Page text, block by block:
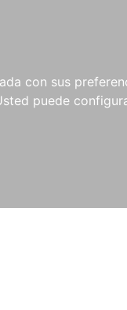
con sus
puede